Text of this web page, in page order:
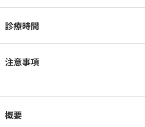
診療時間
注意事項
概要